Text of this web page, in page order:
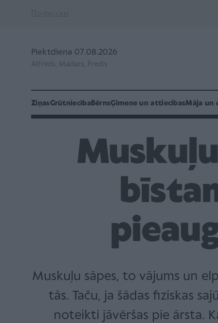
Piektdiena 07.08.2026
Alfrēds, Madars, Fredis
ZiņasGrūtniecībaBērnsĢimene un attiecībasMāja un
Muskuļu sāpes, to vājums un
tās. Taču, ja šādas fiziskas
noteikti jāvēršas pie ārsta.